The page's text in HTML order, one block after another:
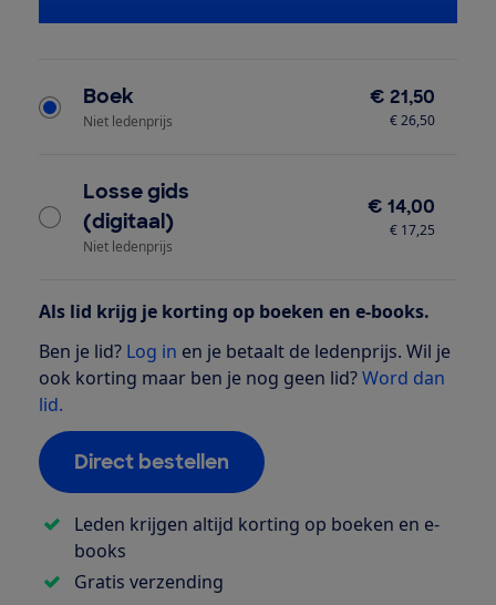
Boek
Niet ledenprijs
€ 21,50
€ 26,50
Losse gids
(digitaal)
Niet ledenprijs
€ 14,00
€ 17,25
Als lid krijg je korting op boeken en e-books.
Ben je lid? Log in en je betaalt de ledenprijs. Wil je
ook korting maar ben je nog geen lid?Word dan
lid.
Direct bestellen
Leden krijgen altijd korting op boeken en e-
books
Gratis verzending